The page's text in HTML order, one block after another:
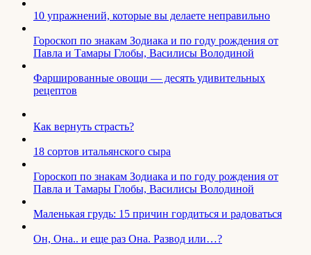
10 упражнений, которые вы делаете неправильно
Гороскоп по знакам Зодиака и по году рождения от
Павла и Тамары Глобы, Василисы Володиной
Фаршированные овощи — десять удивительных
рецептов
Как вернуть страсть?
18 сортов итальянского сыра
Гороскоп по знакам Зодиака и по году рождения от
Павла и Тамары Глобы, Василисы Володиной
Маленькая грудь: 15 причин гордиться и радоваться
Он, Она.. и еще раз Она. Развод или…?